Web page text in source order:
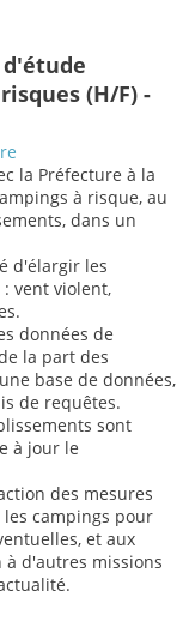
d'étude
(H/F) -
la Préfecture à la
à risque, au
dans un
d'élargir les
vent violent,
données de
la part des
base de données,
de requêtes.
sont
à jour le
des mesures
campings pour
et aux
d'autres missions